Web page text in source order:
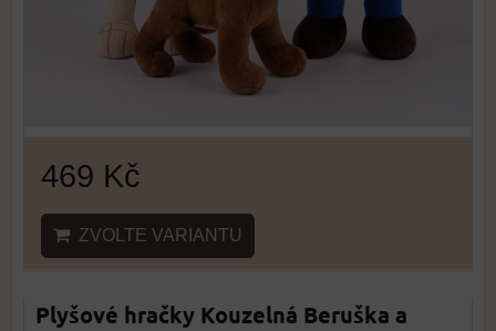
469 Kč
ZVOLTE VARIANTU
Plyšové hračky Kouzelná Beruška a